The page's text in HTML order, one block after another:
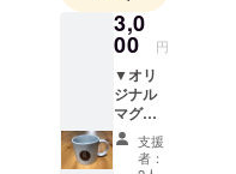
い・・・、
そんな会社
を目指して
います。当
店が10年以
上経営して
3,0
00 円
▼オリ
ジナル
マグ
カップ
▼お礼
支援
者：